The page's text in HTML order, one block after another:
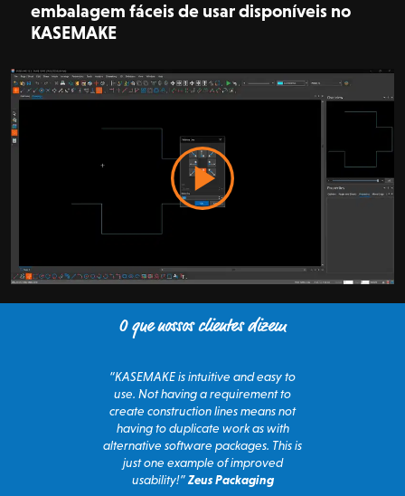
embalagem fáceis de usar disponíveis no
KASEMAKE
O que nossos clientes dizem
“KASEMAKE is intuitive and easy to
use. Not having a requirement to
create construction lines means not
having to duplicate work as with
alternative software packages. This is
just one example of improved
usability!” Zeus Packaging